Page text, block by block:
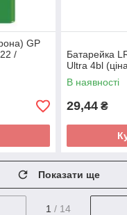
GP
/
Батарейка
Ultra 4bl
В наявності
29,44 ₴
Показати ще
1 / 14